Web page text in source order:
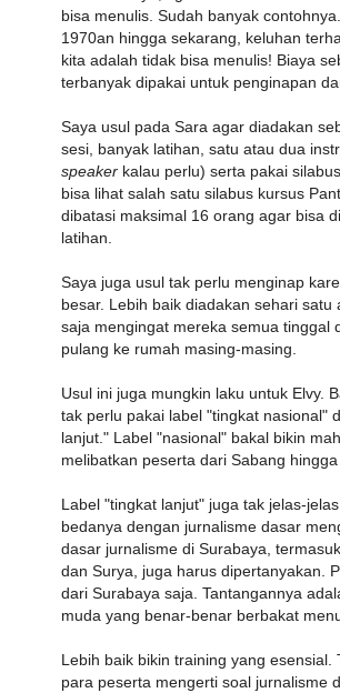
bisa menulis. Sudah banyak
1970an hingga sekarang, keluhan
kita adalah tidak bisa menulis! Biaya
terbanyak dipakai untuk penginapan
Saya usul pada Sara agar diadakan
sesi, banyak latihan, satu atau dua
speaker kalau perlu) serta pakai
bisa lihat salah satu silabus kursus
dibatasi maksimal 16 orang agar bisa
latihan.
Saya juga usul tak perlu menginap
besar. Lebih baik diadakan sehari satu
saja mengingat mereka semua tinggal
pulang ke rumah masing-masing.
Usul ini juga mungkin laku untuk Elvy.
tak perlu pakai label "tingkat nasional"
lanjut." Label "nasional" bakal bikin
melibatkan peserta dari Sabang hingga
Label "tingkat lanjut" juga tak jelas-
bedanya dengan jurnalisme dasar
dasar jurnalisme di Surabaya,
dan Surya, juga harus dipertanyakan.
dari Surabaya saja. Tantangannya
muda yang benar-benar berbakat
Lebih baik bikin training yang esensial.
para peserta mengerti soal jurnalisme